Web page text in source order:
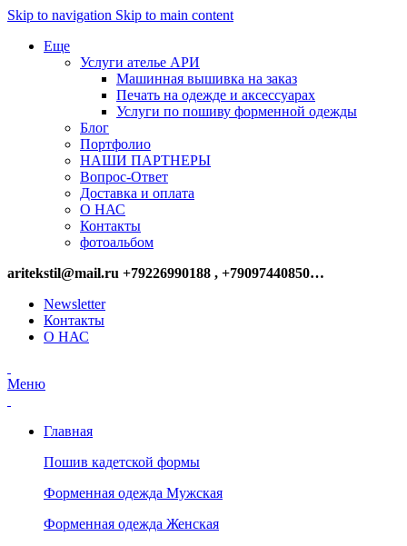
Skip to navigation Skip to main content
Еще
Услуги ателье АРИ
Машинная вышивка на заказ
Печать на одежде и аксессуарах
Услуги по пошиву форменной одежды
Блог
Портфолио
НАШИ ПАРТНЕРЫ
Вопрос-Ответ
Доставка и оплата
О НАС
Контакты
фотоальбом
aritekstil@mail.ru +79226990188 , +79097440850…
Newsletter
Контакты
О НАС
Меню
Главная
Пошив кадетской формы
Форменная одежда Мужская
Форменная одежда Женская